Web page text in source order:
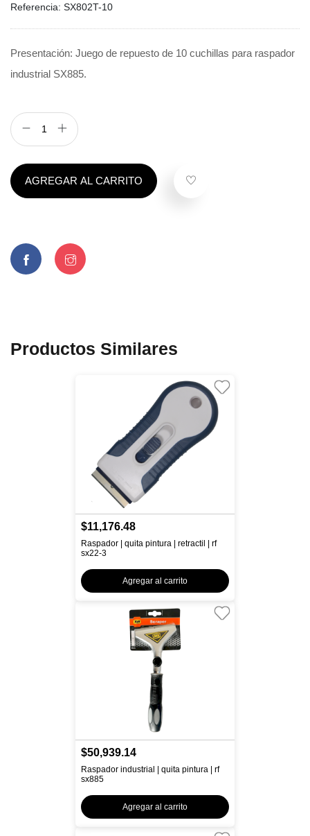
Referencia: SX802T-10
Presentación: Juego de repuesto de 10 cuchillas para raspador
industrial SX885.
AGREGAR AL CARRITO
Productos Similares
$11,176.48
Raspador | quita pintura | retractil | rf
sx22-3
Agregar al carrito
$50,939.14
Raspador industrial | quita pintura | rf
sx885
Agregar al carrito